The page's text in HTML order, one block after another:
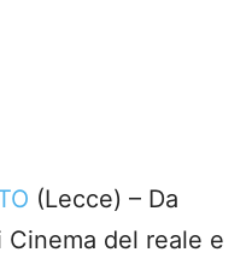
(Lecce) – Da
del reale e